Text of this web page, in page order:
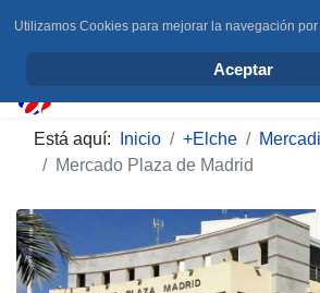
Está aquí: Inicio +Elche
Mercado Plaza de Madrid
Utilizamos Cookies para mejorar la navegación
Aceptar